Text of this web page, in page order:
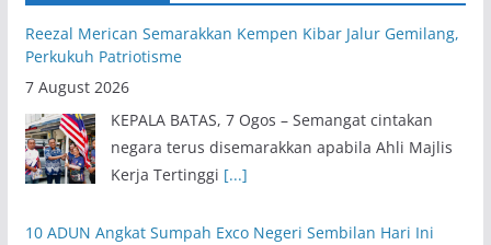
Reezal Merican Semarakkan Kempen Kibar Jalur Gemilang,
Perkukuh Patriotisme
7 August 2026
KEPALA BATAS, 7 Ogos – Semangat cintakan
negara terus disemarakkan apabila Ahli Majlis
Kerja Tertinggi [...]
10 ADUN Angkat Sumpah Exco Negeri Sembilan Hari Ini